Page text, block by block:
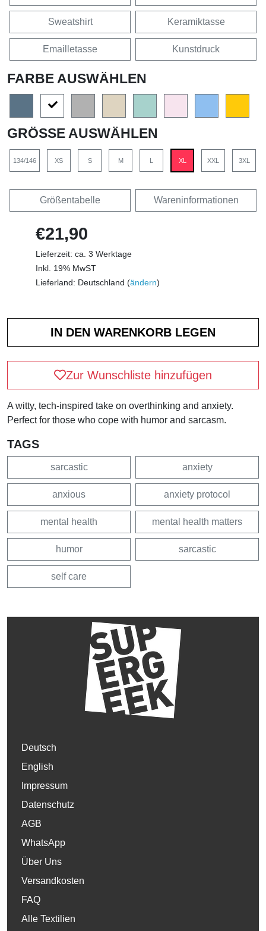
Sweatshirt Keramiktasse
Emailletasse Kunstdruck
FARBE AUSWÄHLEN
GRÖSSE AUSWÄHLEN
134/146 XS S M L XL XXL 3XL
Größentabelle Wareninformationen
€21,90
Lieferzeit: ca. 3 Werktage
Inkl. 19% MwST
Lieferland: Deutschland (ändern)
Zur Wunschliste hinzufügen
A witty, tech-inspired take on overthinking and anxiety.
Perfect for those who cope with humor and sarcasm.
TAGS
sarcastic anxiety
anxious anxiety protocol
mental health mental health matters
humor sarcastic
self care
Deutsch
English
Impressum
Datenschutz
AGB
WhatsApp
Über Uns
Versandkosten
FAQ
Alle Textilien